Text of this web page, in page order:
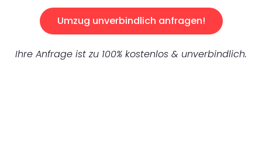
Umzug unverbindlich anfragen!
Ihre Anfrage ist zu 100% kostenlos & unverbindlich.